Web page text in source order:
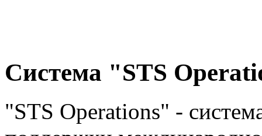
Система "STS
"STS Operations" -